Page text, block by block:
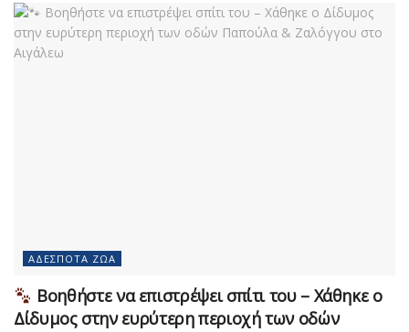
ΑΔΈΣΠΟΤΑ ΖΏΑ
Βοηθήστε να επιστρέψει σπίτι του – Χάθηκε ο
Δίδυμος στην ευρύτερη περιοχή των οδών